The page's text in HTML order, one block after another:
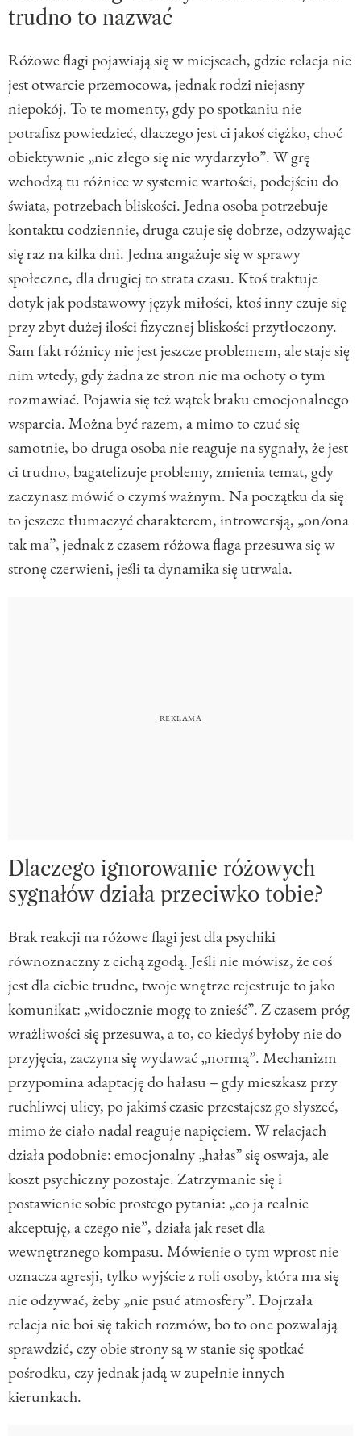
trudno to nazwać
Różowe flagi pojawiają się w miejscach, gdzie relacja nie
jest otwarcie przemocowa, jednak rodzi niejasny
niepokój. To te momenty, gdy po spotkaniu nie
potrafisz powiedzieć, dlaczego jest ci jakoś ciężko, choć
obiektywnie „nic złego się nie wydarzyło”. W grę
wchodzą tu różnice w systemie wartości, podejściu do
świata, potrzebach bliskości. Jedna osoba potrzebuje
kontaktu codziennie, druga czuje się dobrze, odzywając
się raz na kilka dni. Jedna angażuje się w sprawy
społeczne, dla drugiej to strata czasu. Ktoś traktuje
dotyk jak podstawowy język miłości, ktoś inny czuje się
przy zbyt dużej ilości fizycznej bliskości przytłoczony.
Sam fakt różnicy nie jest jeszcze problemem, ale staje się
nim wtedy, gdy żadna ze stron nie ma ochoty o tym
rozmawiać. Pojawia się też wątek braku emocjonalnego
wsparcia. Można być razem, a mimo to czuć się
samotnie, bo druga osoba nie reaguje na sygnały, że jest
ci trudno, bagatelizuje problemy, zmienia temat, gdy
zaczynasz mówić o czymś ważnym. Na początku da się
to jeszcze tłumaczyć charakterem, introwersją, „on/ona
tak ma”, jednak z czasem różowa flaga przesuwa się w
stronę czerwieni, jeśli ta dynamika się utrwala.
Dlaczego ignorowanie różowych
sygnałów działa przeciwko tobie?
Brak reakcji na różowe flagi jest dla psychiki
równoznaczny z cichą zgodą. Jeśli nie mówisz, że coś
jest dla ciebie trudne, twoje wnętrze rejestruje to jako
komunikat: „widocznie mogę to znieść”. Z czasem próg
wrażliwości się przesuwa, a to, co kiedyś byłoby nie do
przyjęcia, zaczyna się wydawać „normą”. Mechanizm
przypomina adaptację do hałasu – gdy mieszkasz przy
ruchliwej ulicy, po jakimś czasie przestajesz go słyszeć,
mimo że ciało nadal reaguje napięciem. W relacjach
działa podobnie: emocjonalny „hałas” się oswaja, ale
koszt psychiczny pozostaje. Zatrzymanie się i
postawienie sobie prostego pytania: „co ja realnie
akceptuję, a czego nie”, działa jak reset dla
wewnętrznego kompasu. Mówienie o tym wprost nie
oznacza agresji, tylko wyjście z roli osoby, która ma się
nie odzywać, żeby „nie psuć atmosfery”. Dojrzała
relacja nie boi się takich rozmów, bo to one pozwalają
sprawdzić, czy obie strony są w stanie się spotkać
pośrodku, czy jednak jadą w zupełnie innych
kierunkach.